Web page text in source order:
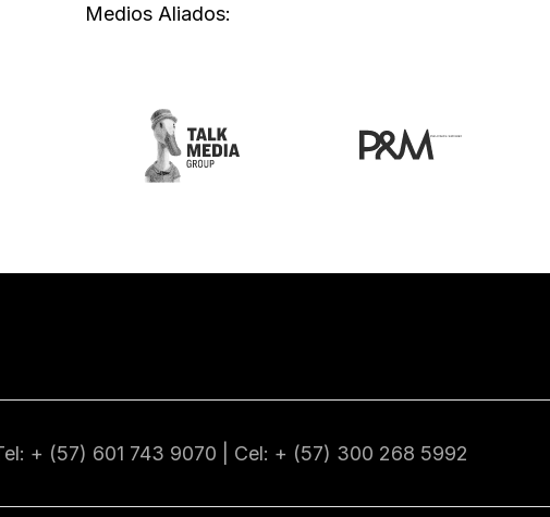
Medios Aliados:
+ (57) 601 743 9070 | Cel: + (57) 300 268 5992